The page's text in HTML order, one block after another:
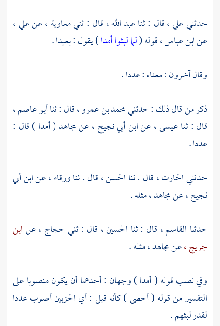
حدثنيعلي ،قال : ثناعبد الله ، قال : ثنيمعاوية ،عنعلي ،
عنابن عباس ،قوله (لما لبثوا أمدا) يقول : بعيدا .
وقال آخرون : معناه : عددا .
ذكر من قال ذلك : حدثنيمحمد بن عمرو ،قال : ثناأبو عاصم ،
قال : ثناعيسى ،عنابن أبي نجيح ،عنمجاهد( أمدا ) قال :
عددا .
حدثنيالحارث ،قال : ثناالحسن ،قال : ثناورقاء ،عنابن أبي
نجيح ،عنمجاهد ،مثله .
حدثنا القاسم ، قال : ثنا الحسين ، قال : ثنيحجاج ،عنابن
جريج ،عنمجاهد ،مثله .
وفي نصب قوله ( أمدا ) وجهان : أحدهما أن يكون منصوبا على
التفسير من قوله ( أحصى ) كأنه قيل : أي الحزبين أصوب عددا
لقدر لبثهم .